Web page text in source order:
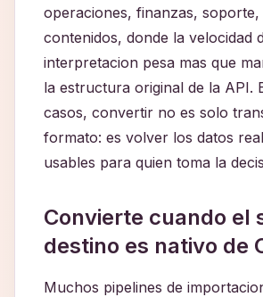
operaciones, finanzas,
contenidos, donde la velocidad
interpretacion pesa mas que
la estructura original de la API.
casos, convertir no es solo
formato: es volver los datos
usables para quien toma la
Convierte cuando el
destino es nativo de
Muchos pipelines de